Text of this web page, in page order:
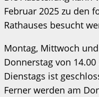
Februar 2025 zu den
Rathauses besucht
Montag, Mittwoch
Donnerstag von
Dienstags ist
Ferner werden am